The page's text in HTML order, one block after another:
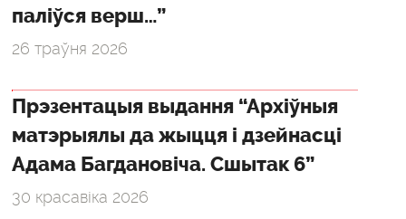
паліўся верш…”
26 траўня 2026
Прэзентацыя выдання “Архіўныя
матэрыялы да жыцця і дзейнасці
Адама Багдановіча. Сшытак 6”
30 красавіка 2026